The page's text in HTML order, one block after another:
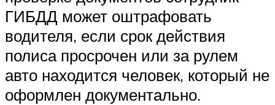
ГИБДД может оштрафовать
водителя, если срок действия
полиса просрочен или за рулем
авто находится человек, который не
оформлен документально.